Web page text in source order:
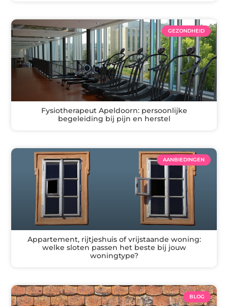
GEZONDHEID
Fysiotherapeut Apeldoorn: persoonlijke
begeleiding bij pijn en herstel
AANBIEDINGEN
Appartement, rijtjeshuis of vrijstaande woning:
welke sloten passen het beste bij jouw
woningtype?
BLOG